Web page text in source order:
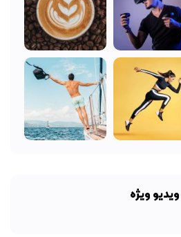
ویدیو ویژه